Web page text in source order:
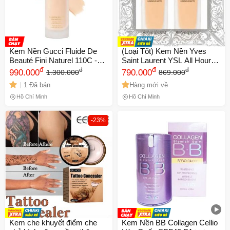
Kem Nền Gucci Fluide De
Beauté Fini Naturel 110C -
Kem Trang Điểm Chính Hãng
Cho Da Trắng Sáng, Độ Che
Phủ Hoàn Hảo
990.000đ 1.300.000đ
1 Đã bán
Hồ Chí Minh
(Loại Tốt) Kem Nền Yves
Saint Laurent YSL All Hours
Luminous Matte Tone LN1
Trang Điểm Hoàn Hảo, Bảo
Vệ Da, Che Khuyết Điểm Tối
Ưu, SPF 30 Uy Tín
790.000đ 869.000đ
Hàng mới về
Hồ Chí Minh
-23%
Kem che khuyết điểm che
Kem Nền BB Collagen Cellio